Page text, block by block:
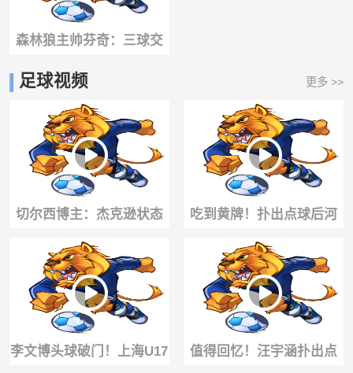
森林狼主帅芬奇：三球交
易实现一举多得！华子戈
足球视频 更多 >>
切尔西博主：杰克逊状态
看起来让人担忧啊 😬
吃到黄牌！扑出点球后河
床门将疯狂挑衅赵松源！
李文博头球破门！上海U17
值得回忆！汪宇涵扑出点